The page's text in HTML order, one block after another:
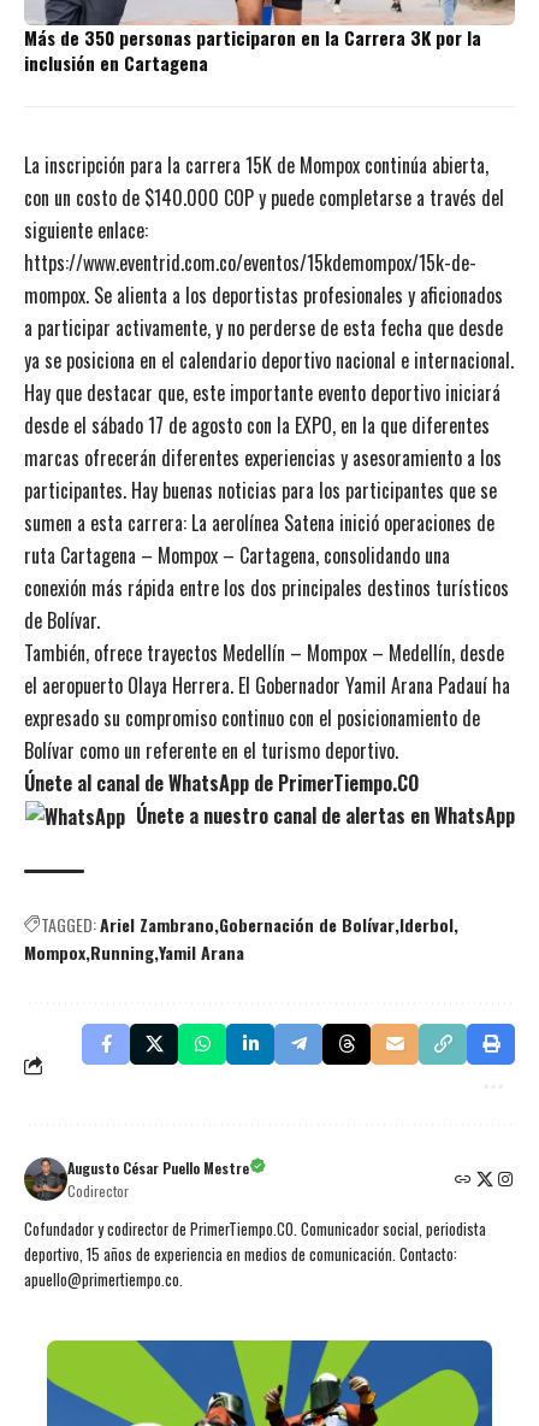
Más de 350 personas participaron en la Carrera 3K por la
inclusión en Cartagena
La inscripción para la carrera 15K de Mompox continúa abierta,
con un costo de $140.000 COP y puede completarse a través del
siguiente enlace:
https://www.eventrid.com.co/eventos/15kdemompox/15k-de-
mompox. Se alienta a los deportistas profesionales y aficionados
a participar activamente, y no perderse de esta fecha que desde
ya se posiciona en el calendario deportivo nacional e internacional.
Hay que destacar que, este importante evento deportivo iniciará
desde el sábado 17 de agosto con la EXPO, en la que diferentes
marcas ofrecerán diferentes experiencias y asesoramiento a los
participantes. Hay buenas noticias para los participantes que se
sumen a esta carrera: La aerolínea Satena inició operaciones de
ruta Cartagena – Mompox – Cartagena, consolidando una
conexión más rápida entre los dos principales destinos turísticos
de Bolívar.
También, ofrece trayectos Medellín – Mompox – Medellín, desde
el aeropuerto Olaya Herrera. El Gobernador Yamil Arana Padauí ha
expresado su compromiso continuo con el posicionamiento de
Bolívar como un referente en el turismo deportivo.
Únete al canal de WhatsApp de PrimerTiempo.CO
Únete a nuestro canal de alertas en WhatsApp
TAGGED:Ariel Zambrano Gobernación de Bolívar Iderbol
Mompox RunningYamil Arana
Augusto César Puello Mestre
Codirector
Cofundador y codirector de PrimerTiempo.CO. Comunicador social, periodista
deportivo, 15 años de experiencia en medios de comunicación. Contacto:
apuello@primertiempo.co.